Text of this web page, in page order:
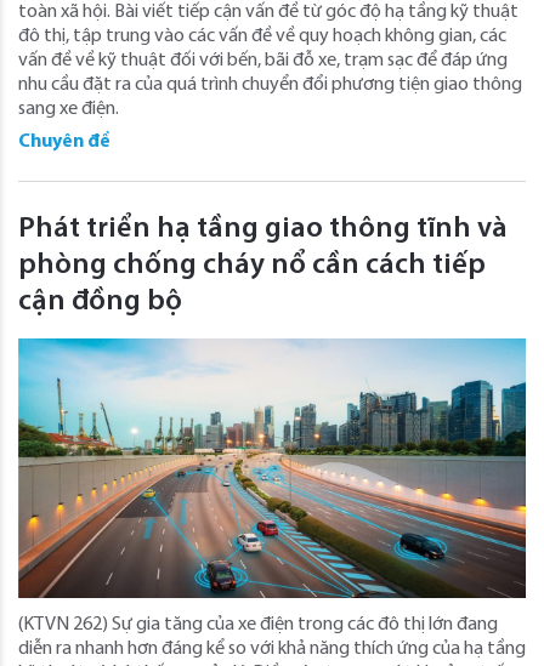
toàn xã hội. Bài viết tiếp cận vấn đề từ góc độ hạ tầng kỹ thuật
đô thị, tập trung vào các vấn đề về quy hoạch không gian, các
vấn đề về kỹ thuật đối với bến, bãi đỗ xe, trạm sạc để đáp ứng
nhu cầu đặt ra của quá trình chuyển đổi phương tiện giao thông
sang xe điện.
Chuyên đề
Phát triển hạ tầng giao thông tĩnh và
phòng chống cháy nổ cần cách tiếp
cận đồng bộ
(KTVN 262) Sự gia tăng của xe điện trong các đô thị lớn đang
diễn ra nhanh hơn đáng kể so với khả năng thích ứng của hạ tầng